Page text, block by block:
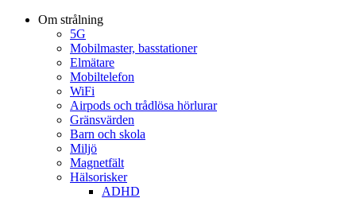
Om strålning
5G
Mobilmaster, basstationer
Elmätare
Mobiltelefon
WiFi
Airpods och trådlösa hörlurar
Gränsvärden
Barn och skola
Miljö
Magnetfält
Hälsorisker
ADHD